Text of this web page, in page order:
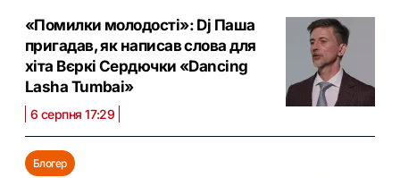
«Помилки молодості»: Dj Паша
пригадав, як написав слова для
хіта Вєркі Сердючки «Dancing
Lasha Tumbai»
6 серпня 17:29
Блогер